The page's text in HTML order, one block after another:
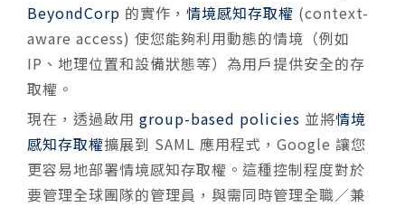
BeyondCorp 的實作， 情境感知存取權 (context-
aware access) 使您能夠利用動態的情境（例如
IP、地理位置和設備狀態等）為用戶提供安全的存
取權。
現在，透過啟用 group-based policies 並將情境
感知存取權擴展到 SAML 應用程式，Google 讓您
更容易地部署情境感知存取權。這種控制程度對於
要管理全球團隊的管理員，與需同時管理全職／兼